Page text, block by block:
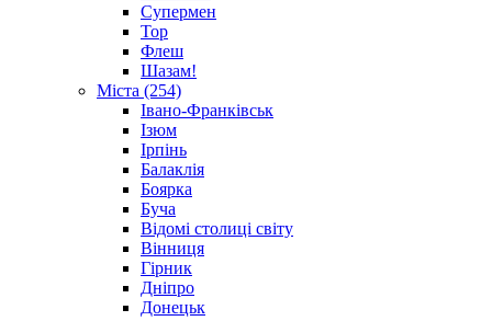
Супермен
Тор
Флеш
Шазам!
Міста (254)
Івано-Франківськ
Ізюм
Ірпінь
Балаклія
Боярка
Буча
Відомі столиці світу
Вінниця
Гірник
Дніпро
Донецьк